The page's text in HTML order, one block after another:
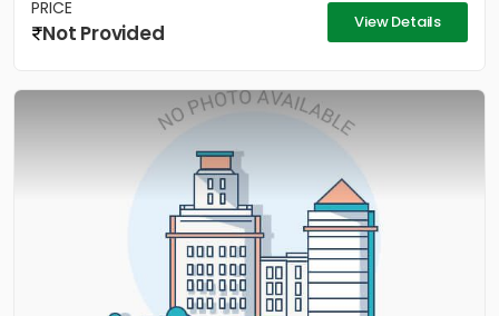
PRICE
Not Provided View Details